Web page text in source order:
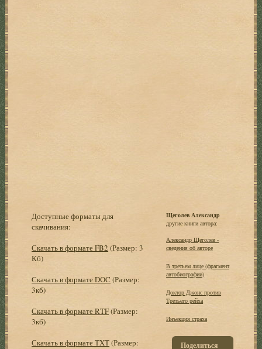
Доступные форматы для
скачивания:
Скачать в формате FB2 (Размер: 3
Кб)
Скачать в формате DOC (Размер:
3кб)
Скачать в формате RTF(Размер:
3кб)
Скачать в формате TXT(Размер:
Щеголев Александр
другие книги автора:
Александр Щеголев -
сведения об авторе
В третьем лице (фрагмент
автобиографии)
Доктор Джонс против
Третьего рейха
Инъекция страха
Поделиться